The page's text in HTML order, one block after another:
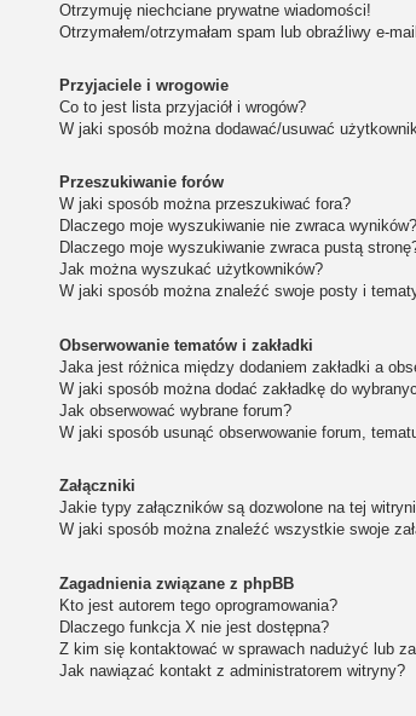
Otrzymuję niechciane prywatne wiadomości!
Otrzymałem/otrzymałam spam lub obraźliwy e-
Przyjaciele i wrogowie
Co to jest lista przyjaciół i wrogów?
W jaki sposób można dodawać/usuwać
Przeszukiwanie forów
W jaki sposób można przeszukiwać fora?
Dlaczego moje wyszukiwanie nie zwraca wyników?
Dlaczego moje wyszukiwanie zwraca pustą
Jak można wyszukać użytkowników?
W jaki sposób można znaleźć swoje posty i
Obserwowanie tematów i zakładki
Jaka jest różnica między dodaniem zakładki a
W jaki sposób można dodać zakładkę do
Jak obserwować wybrane forum?
W jaki sposób usunąć obserwowanie forum,
Załączniki
Jakie typy załączników są dozwolone na tej
W jaki sposób można znaleźć wszystkie swoje
Zagadnienia związane z phpBB
Kto jest autorem tego oprogramowania?
Dlaczego funkcja X nie jest dostępna?
Z kim się kontaktować w sprawach nadużyć lub
Jak nawiązać kontakt z administratorem witryny?